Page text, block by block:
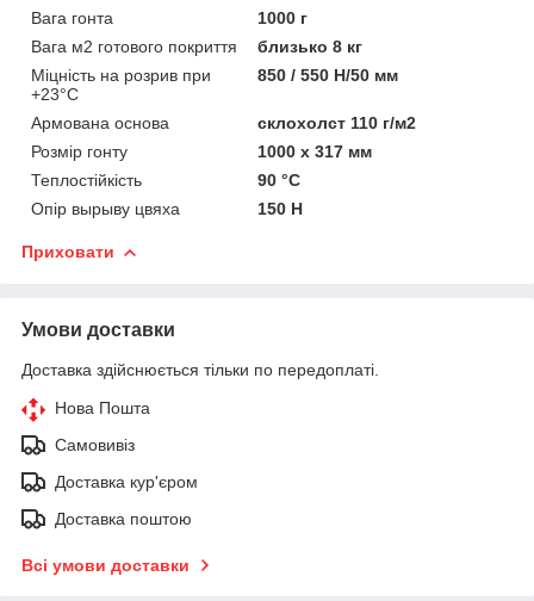
Вага гонта
1000 г
Вага м2 готового покриття
близько 8 кг
Міцність на розрив при
+23°C
850 / 550 Н/50 мм
Армована основа
склохолст 110 г/м2
Розмір гонту
1000 х 317 мм
Теплостійкість
90 °C
Опір вырыву цвяха
150 Н
Приховати
Умови доставки
Доставка здійснюється тільки по передоплаті.
Нова Пошта
Самовивіз
Доставка кур'єром
Доставка поштою
Всі умови доставки